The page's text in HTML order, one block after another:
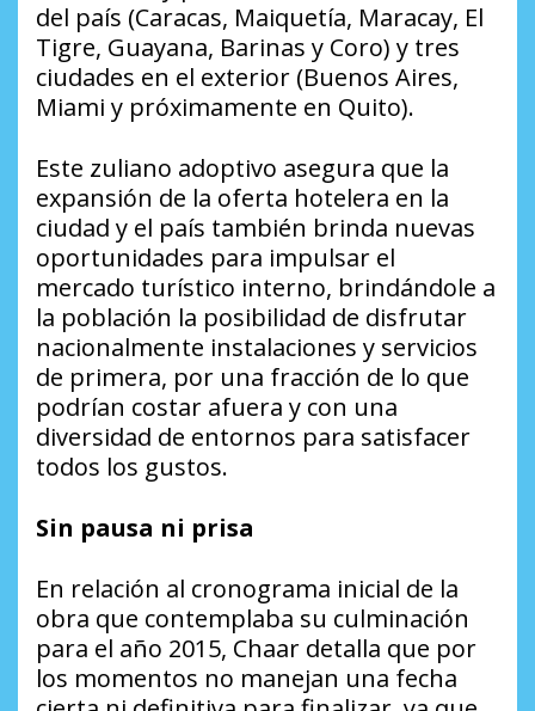
del país (Caracas, Maiquetía, Maracay, El
Tigre, Guayana, Barinas y Coro) y tres
ciudades en el exterior (Buenos Aires,
Miami y próximamente en Quito).
Este zuliano adoptivo asegura que la
expansión de la oferta hotelera en la
ciudad y el país también brinda nuevas
oportunidades para impulsar el
mercado turístico interno, brindándole a
la población la posibilidad de disfrutar
nacionalmente instalaciones y servicios
de primera, por una fracción de lo que
podrían costar afuera y con una
diversidad de entornos para satisfacer
todos los gustos.
Sin pausa ni prisa
En relación al cronograma inicial de la
obra que contemplaba su culminación
para el año 2015, Chaar detalla que por
los momentos no manejan una fecha